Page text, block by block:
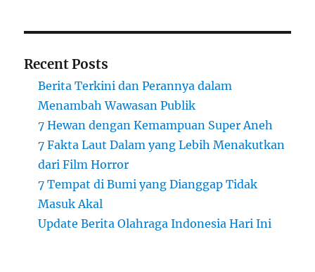
Recent Posts
Berita Terkini dan Perannya dalam
Menambah Wawasan Publik
7 Hewan dengan Kemampuan Super Aneh
7 Fakta Laut Dalam yang Lebih Menakutkan
dari Film Horror
7 Tempat di Bumi yang Dianggap Tidak
Masuk Akal
Update Berita Olahraga Indonesia Hari Ini